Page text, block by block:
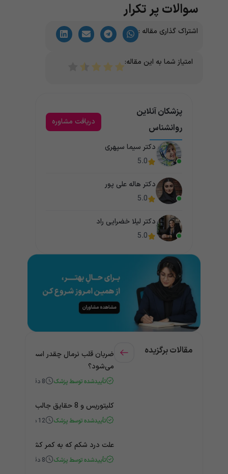
سوالات پر تکرار
اشتراک گذاری مقاله :
امتیاز شما به این مقاله:
پزشکان آنلاین
روانشناس
دریافت مشاوره
دکتر سیما سپهری
5.0
دکتر هاله علی پور
5.0
دکتر لیلا خضرایی راد
5.0
مقالات برگزیده
ضربان قلب نرمال چقدر است؟ چه
می‌شود؟
تأییدشده توسط پزشک 8 دقیقه
کلیتوریس و 8 حقایق جالب و باورنکردنی درباره آن
تأییدشده توسط پزشک 12 دقیقه
علت درد شکم که به کمر کشیده می‌شود | 5 دلیل
تأییدشده توسط پزشک 8 دقیقه